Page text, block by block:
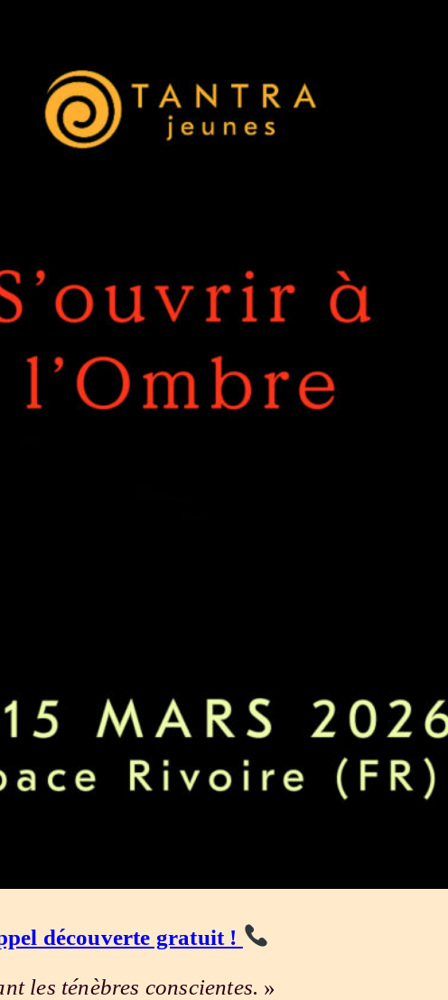
découverte gratuit !
les ténèbres conscientes. »